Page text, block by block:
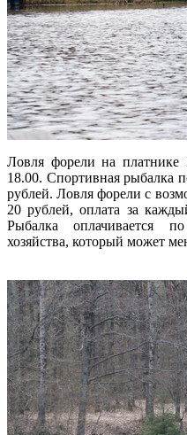
Ловля форели на платнике
18.00. Спортивная рыбалка
рублей. Ловля форели с
20 рублей, оплата за
Рыбалка оплачивается
хозяйства, который может